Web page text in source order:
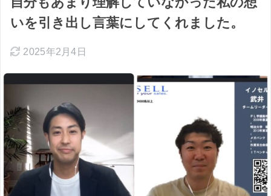
いを引き出し言葉にしてくれました。
2025年2月4日